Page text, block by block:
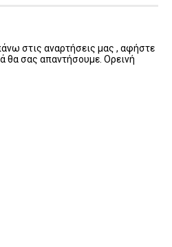
στις αναρτήσεις μας , αφήστε
θα σας απαντήσουμε. Ορεινή